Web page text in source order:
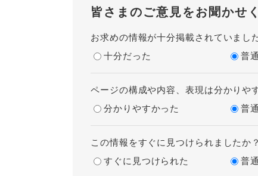
皆さまのご意見をお聞かせ
お求めの情報が十分掲載されていまし
十分だった
普通
ページの構成や内容、表現は分かりや
分かりやすかった
普通
この情報をすぐに見つけられましたか？
すぐに見つけられた
普通